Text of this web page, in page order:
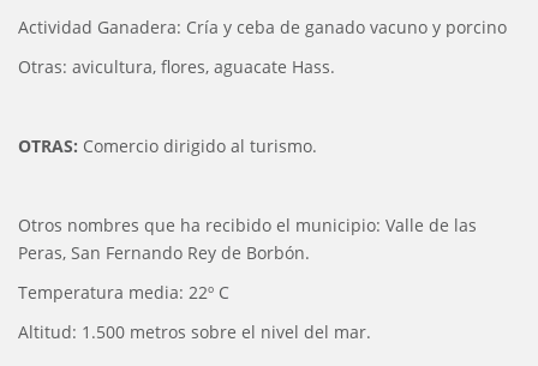
Actividad Ganadera: Cría y ceba de ganado vacuno y porcino
Otras: avicultura, flores, aguacate Hass.
OTRAS: Comercio dirigido al turismo.
Otros nombres que ha recibido el municipio: Valle de las
Peras, San Fernando Rey de Borbón.
Temperatura media: 22º C
Altitud: 1.500 metros sobre el nivel del mar.